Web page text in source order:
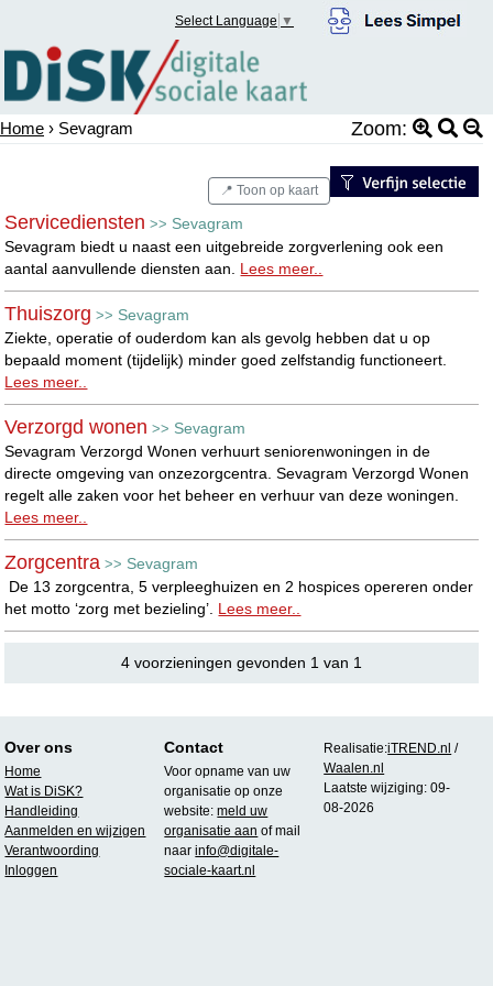
Select Language ▼
Home › Sevagram Zoom:
📍 Toon op kaart
Servicediensten >> Sevagram
Sevagram biedt u naast een uitgebreide zorgverlening ook een
aantal aanvullende diensten aan. Lees meer..
Thuiszorg >> Sevagram
Ziekte, operatie of ouderdom kan als gevolg hebben dat u op
bepaald moment (tijdelijk) minder goed zelfstandig functioneert.
Lees meer..
Verzorgd wonen >> Sevagram
Sevagram Verzorgd Wonen verhuurt seniorenwoningen in de
directe omgeving van onzezorgcentra. Sevagram Verzorgd Wonen
regelt alle zaken voor het beheer en verhuur van deze woningen.
Lees meer..
Zorgcentra >> Sevagram
De 13 zorgcentra, 5 verpleeghuizen en 2 hospices opereren onder
het motto ‘zorg met bezieling’. Lees meer..
4 voorzieningen gevonden 1 van 1
Over ons
Home
Wat is DiSK?
Handleiding
Aanmelden en wijzigen
Verantwoording
Inloggen
Contact
Voor opname van uw
organisatie op onze
website:meld uw
organisatie aan of mail
naarinfo@digitale-
sociale-kaart.nl
Realisatie:iTREND.nl /
Waalen.nl
Laatste wijziging: 09-
08-2026